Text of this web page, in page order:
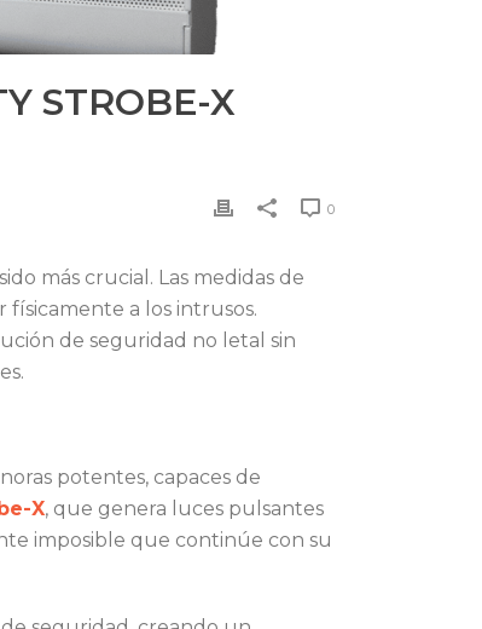
STROBE-X
0
más crucial. Las medidas de
físicamente a los intrusos.
de seguridad no letal sin
potentes, capaces de
X, que genera luces pulsantes
imposible que continúe con su